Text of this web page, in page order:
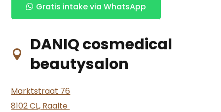
Gratis intake via WhatsApp

DANIQ cosmedical
beautysalon
Marktstraat 76
8102 CL, Raalte